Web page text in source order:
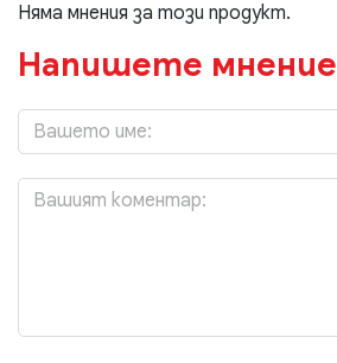
Няма мнения за този продукт.
Напишете мнение